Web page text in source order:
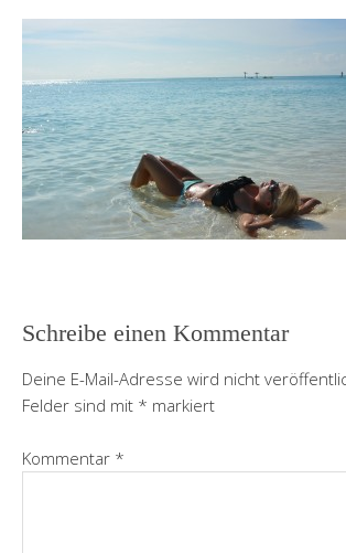
Schreibe einen Kommentar
Deine E-Mail-Adresse wird nicht
Felder sind mit * markiert
Kommentar *